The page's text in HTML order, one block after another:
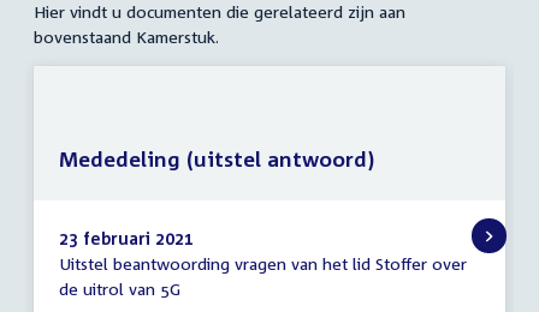
Hier vindt u documenten die gerelateerd zijn aan
bovenstaand Kamerstuk.
Mededeling
(uitstel
23 februari 2021
Uitstel beantwoording vragen van het lid Stoffer over
de uitrol van 5G
Mededeling (uitstel antwoord)